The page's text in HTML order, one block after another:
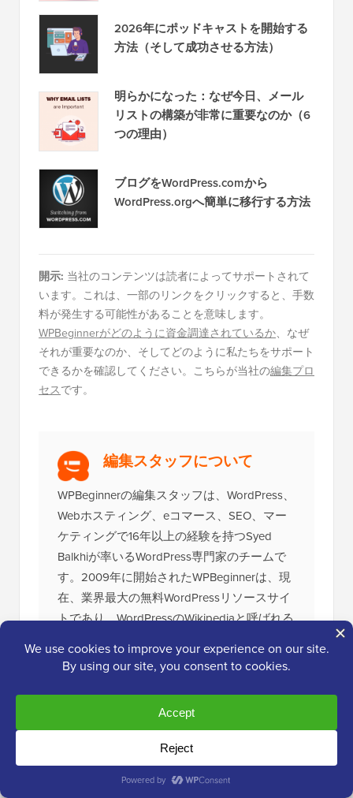
2026年にポッドキャストを開始する
方法（そして成功させる方法）
明らかになった：なぜ今日、メール
リストの構築が非常に重要なのか（6
つの理由）
ブログをWordPress.comから
WordPress.orgへ簡単に移行する方法
開示: 当社のコンテンツは読者によってサポートされて
います。これは、一部のリンクをクリックすると、手数
料が発生する可能性があることを意味します。
WPBeginnerがどのように資金調達されているか、なぜ
それが重要なのか、そしてどのように私たちをサポート
できるかを確認してください。こちらが当社の編集プロ
セスです。
編集スタッフについて
WPBeginnerの編集スタッフは、WordPress、
Webホスティング、eコマース、SEO、マー
ケティングで16年以上の経験を持つSyed
Balkhiが率いるWordPress専門家のチームで
す。2009年に開始されたWPBeginnerは、現
在、業界最大の無料WordPressリソースサイ
トであり、WordPressのWikipediaと呼ばれる
究極の
WordPressツールキット